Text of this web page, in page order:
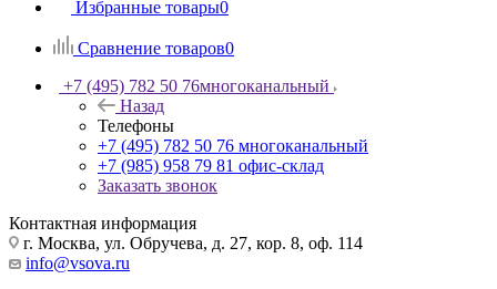
Избранные товары0
Сравнение товаров0
+7 (495) 782 50 76многоканальный
Назад
Телефоны
+7 (495) 782 50 76 многоканальный
+7 (985) 958 79 81 офис-склад
Заказать звонок
Контактная информация
г. Москва, ул. Обручева, д. 27, кор. 8, оф. 114
info@vsova.ru